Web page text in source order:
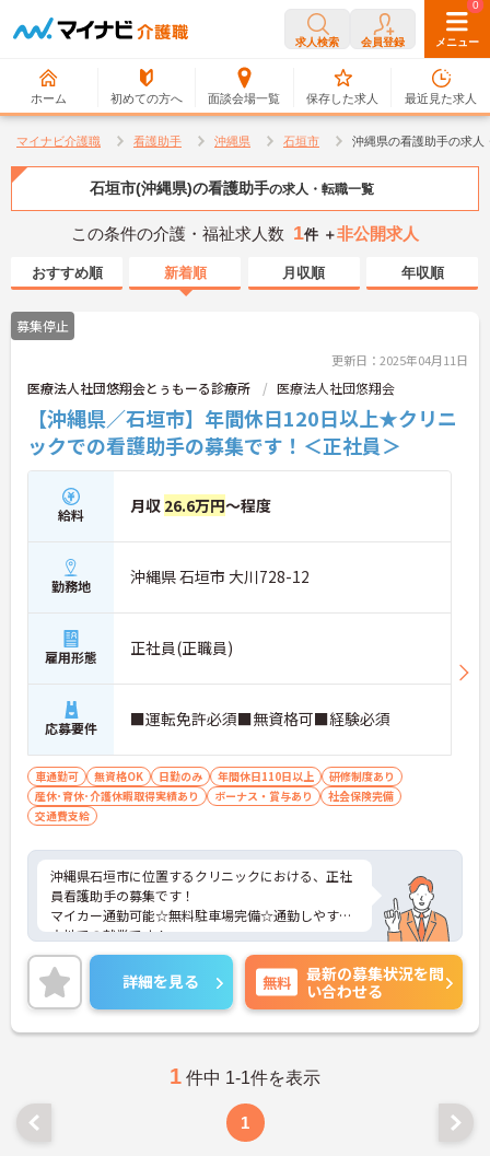
求人検索 会員登録 メニュー
ホーム 初めての方へ 面談会場一覧
0
保存した求人
0
最近見た求人
マイナビ介護職 看護助手 沖縄県 石垣市 沖縄県の看護助手の求人
石垣市(沖縄県)の看護助手の求人・転職一覧
この条件の介護・福祉求人数 1件 ＋非公開求人
おすすめ順 新着順 月収順 年収順
募集停止
更新日：2025年04月11日
医療法人社団悠翔会とぅもーる診療所 医療法人社団悠翔会
【沖縄県／石垣市】年間休日120日以上★クリニ
ックでの看護助手の募集です！＜正社員＞
給料 月収 26.6万円～程度
勤務地 沖縄県 石垣市 大川728-12
雇用形態 正社員(正職員)
応募要件 ■運転免許必須■無資格可■経験必須
車通勤可 無資格OK 日勤のみ 年間休日110日以上
研修制度あり
産休･育休･介護休暇取得実績あり
ボーナス・賞与あり
社会保険完備
交通費支給
沖縄県石垣市に位置するクリニックにおける、正社
員看護助手の募集です！
マイカー通勤可能☆無料駐車場完備☆通勤しやすい
立地での就業です！
ご興味ある方には、面接対策ポイントなど、さらに
詳細をお話しいたしますのでお気軽にご相談くださ
い。
詳細を見る 無料
最新の募集状況を問
い合わせる
1 件中 1-1件を表示
1